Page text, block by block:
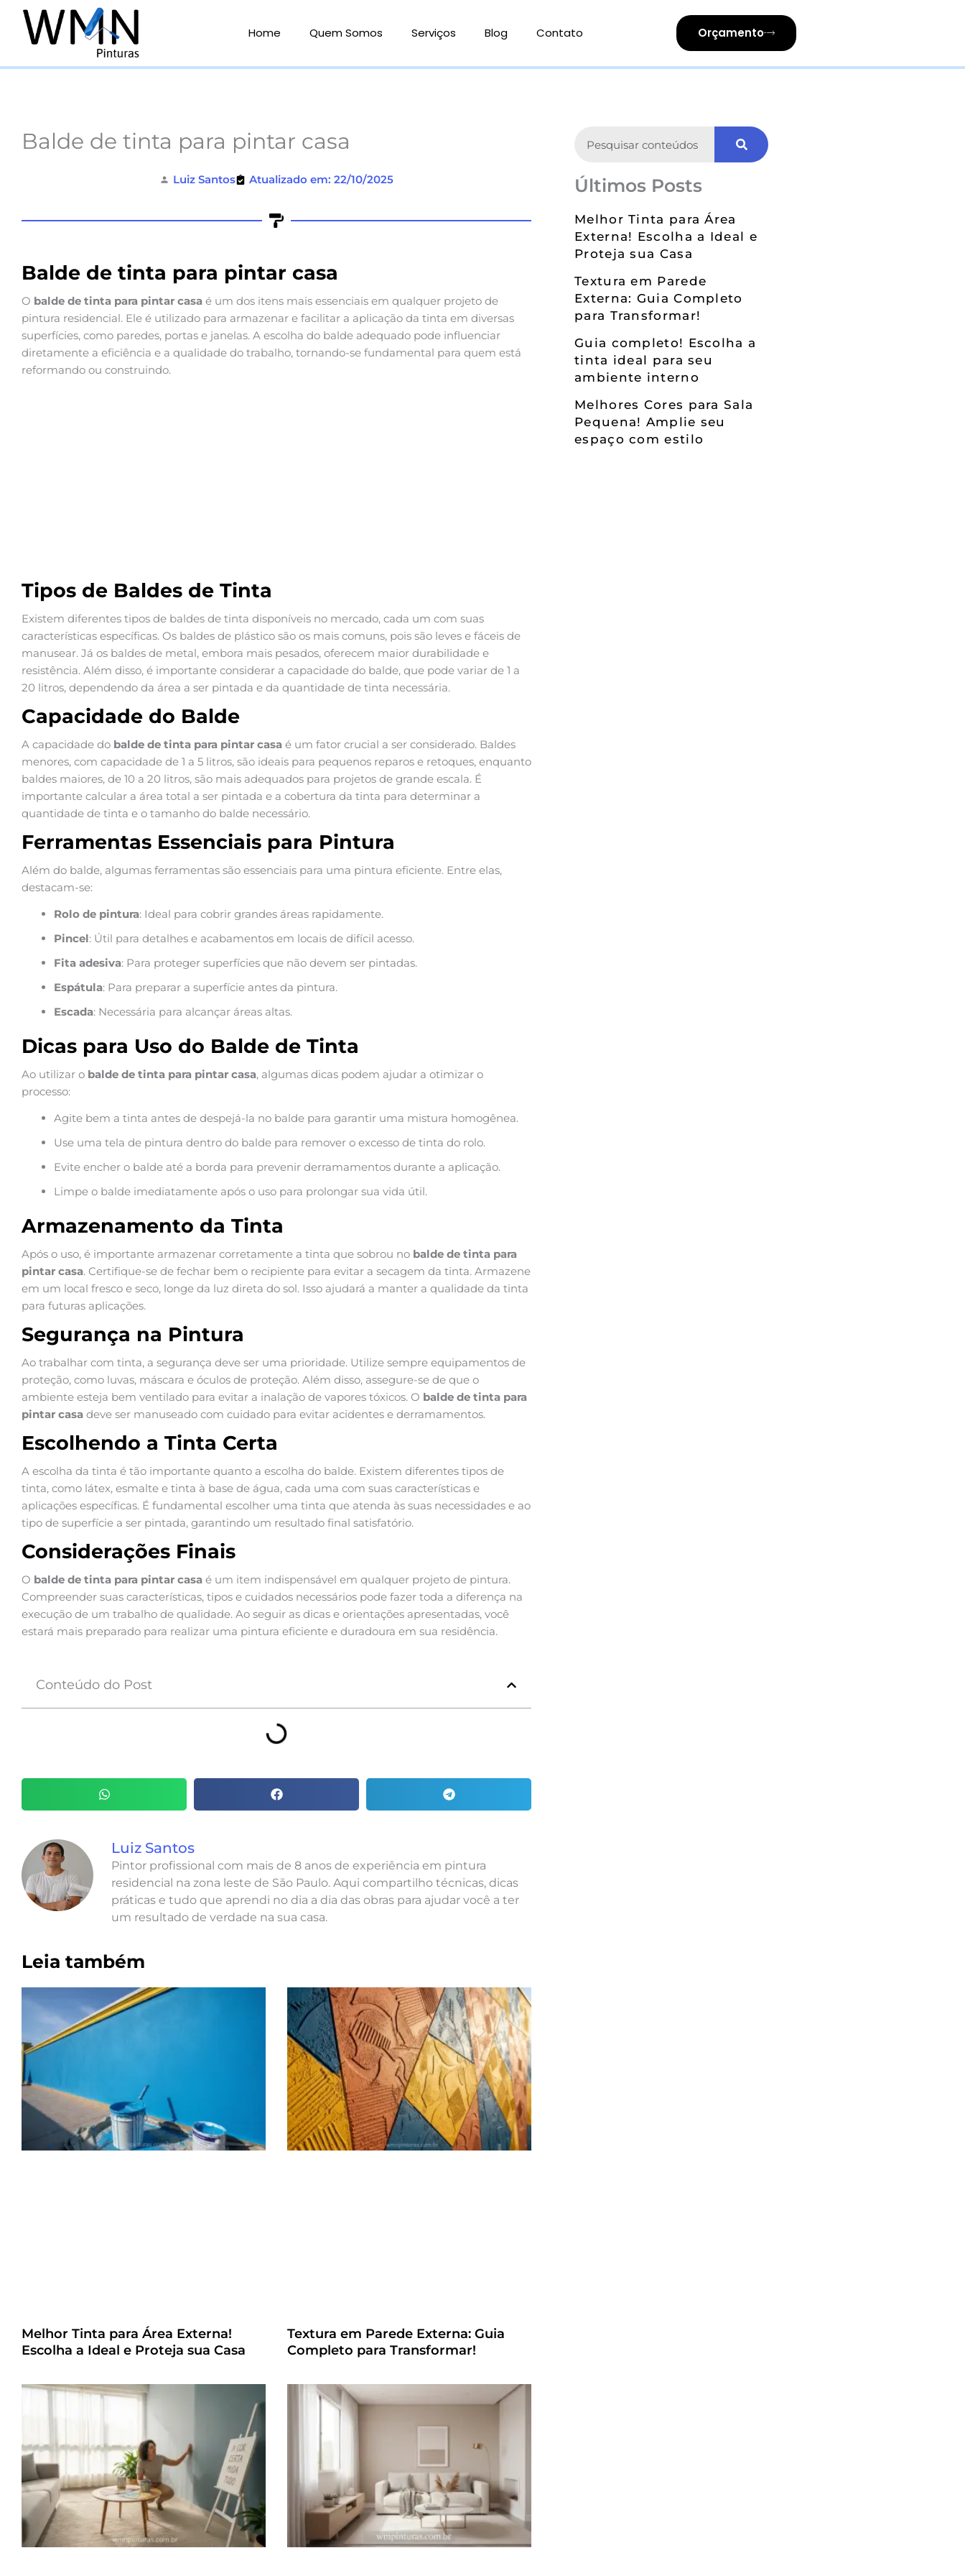
Home Quem Somos Serviços Blog Contato Orçamento
Balde de tinta para pintar casa
Luiz Santos Atualizado em: 22/10/2025
Balde de tinta para pintar casa
O balde de tinta para pintar casa é um dos itens mais essenciais em qualquer projeto de
pintura residencial. Ele é utilizado para armazenar e facilitar a aplicação da tinta em diversas
superfícies, como paredes, portas e janelas. A escolha do balde adequado pode influenciar
diretamente a eficiência e a qualidade do trabalho, tornando-se fundamental para quem está
reformando ou construindo.
Tipos de Baldes de Tinta
Existem diferentes tipos de baldes de tinta disponíveis no mercado, cada um com suas
características específicas. Os baldes de plástico são os mais comuns, pois são leves e fáceis de
manusear. Já os baldes de metal, embora mais pesados, oferecem maior durabilidade e
resistência. Além disso, é importante considerar a capacidade do balde, que pode variar de 1 a
20 litros, dependendo da área a ser pintada e da quantidade de tinta necessária.
Capacidade do Balde
A capacidade do balde de tinta para pintar casa é um fator crucial a ser considerado. Baldes
menores, com capacidade de 1 a 5 litros, são ideais para pequenos reparos e retoques, enquanto
baldes maiores, de 10 a 20 litros, são mais adequados para projetos de grande escala. É
importante calcular a área total a ser pintada e a cobertura da tinta para determinar a
quantidade de tinta e o tamanho do balde necessário.
Ferramentas Essenciais para Pintura
Além do balde, algumas ferramentas são essenciais para uma pintura eficiente. Entre elas,
destacam-se:
Rolo de pintura: Ideal para cobrir grandes áreas rapidamente.
Pincel: Útil para detalhes e acabamentos em locais de difícil acesso.
Fita adesiva: Para proteger superfícies que não devem ser pintadas.
Espátula: Para preparar a superfície antes da pintura.
Escada: Necessária para alcançar áreas altas.
Dicas para Uso do Balde de Tinta
Ao utilizar o balde de tinta para pintar casa, algumas dicas podem ajudar a otimizar o
processo:
Agite bem a tinta antes de despejá-la no balde para garantir uma mistura homogênea.
Use uma tela de pintura dentro do balde para remover o excesso de tinta do rolo.
Evite encher o balde até a borda para prevenir derramamentos durante a aplicação.
Limpe o balde imediatamente após o uso para prolongar sua vida útil.
Armazenamento da Tinta
Após o uso, é importante armazenar corretamente a tinta que sobrou no balde de tinta para
pintar casa. Certifique-se de fechar bem o recipiente para evitar a secagem da tinta. Armazene
em um local fresco e seco, longe da luz direta do sol. Isso ajudará a manter a qualidade da tinta
para futuras aplicações.
Segurança na Pintura
Ao trabalhar com tinta, a segurança deve ser uma prioridade. Utilize sempre equipamentos de
proteção, como luvas, máscara e óculos de proteção. Além disso, assegure-se de que o
ambiente esteja bem ventilado para evitar a inalação de vapores tóxicos. O balde de tinta para
pintar casa deve ser manuseado com cuidado para evitar acidentes e derramamentos.
Escolhendo a Tinta Certa
A escolha da tinta é tão importante quanto a escolha do balde. Existem diferentes tipos de
tinta, como látex, esmalte e tinta à base de água, cada uma com suas características e
aplicações específicas. É fundamental escolher uma tinta que atenda às suas necessidades e ao
tipo de superfície a ser pintada, garantindo um resultado final satisfatório.
Considerações Finais
O balde de tinta para pintar casa é um item indispensável em qualquer projeto de pintura.
Compreender suas características, tipos e cuidados necessários pode fazer toda a diferença na
execução de um trabalho de qualidade. Ao seguir as dicas e orientações apresentadas, você
estará mais preparado para realizar uma pintura eficiente e duradoura em sua residência.
Conteúdo do Post
Luiz Santos
Pintor profissional com mais de 8 anos de experiência em pintura
residencial na zona leste de São Paulo. Aqui compartilho técnicas, dicas
práticas e tudo que aprendi no dia a dia das obras para ajudar você a ter
um resultado de verdade na sua casa.
Leia também
Melhor Tinta para Área Externa!
Escolha a Ideal e Proteja sua Casa
Textura em Parede Externa: Guia
Completo para Transformar!
Últimos Posts
Melhor Tinta para Área
Externa! Escolha a Ideal e
Proteja sua Casa
Textura em Parede
Externa: Guia Completo
para Transformar!
Guia completo! Escolha a
tinta ideal para seu
ambiente interno
Melhores Cores para Sala
Pequena! Amplie seu
espaço com estilo